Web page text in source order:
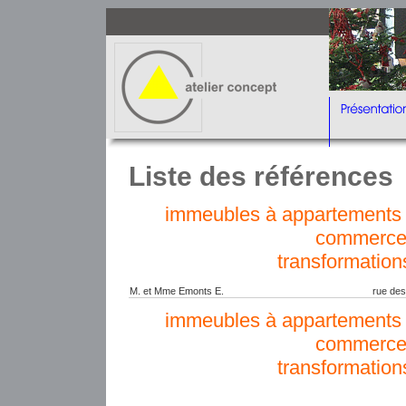
Liste des références
immeubles à
M. et Mme Emonts E. rue
immeubles à